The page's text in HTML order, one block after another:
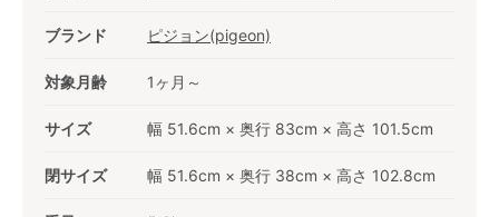
ブランド ピジョン(pigeon)
対象月齢 1ヶ月～
サイズ 幅 51.6cm × 奥行 83cm × 高さ 101.5cm
閉サイズ 幅 51.6cm × 奥行 38cm × 高さ 102.8cm